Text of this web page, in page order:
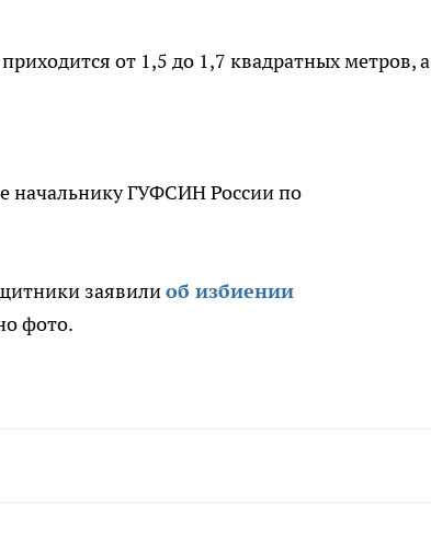
от 1,5 до 1,7 квадратных метров, а
начальнику ГУФСИН России по
заявилиоб избиении
фото.